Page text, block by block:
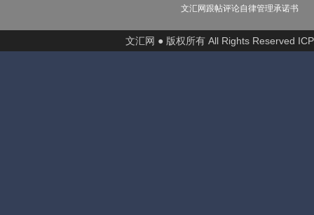
文汇网跟帖评论自律管理承诺书
文汇网 ● 版权所有 All Rights Reserved